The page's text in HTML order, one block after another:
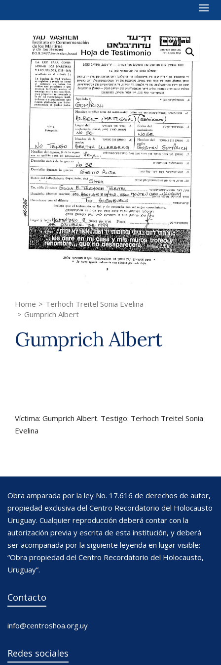
Home > Terhoch Treitel Sonia Evelina
> Gumprich Albert
Gumprich Albert
Víctima: Gumprich Albert. Testigo: Terhoch Treitel Sonia
Evelina
Obra amparada por la ley No. 17.616 de derechos de autor,
propiedad exclusiva del Centro Recordatorio del Holocausto
Uruguay. Cualquier reproducción deberá contar con la
autorización previa y escrita de esta institución, y deberá
ser acompañada por la siguiente leyenda en lugar visible:
“Obra propiedad del Centro Recordatorio del Holocausto,
Uruguay”.
Contacto
info@centroshoa.org.uy
Redes sociales